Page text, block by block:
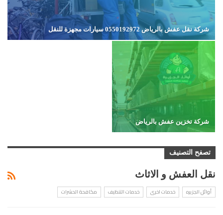
شركة نقل عفش بالرياض 0550192972 سيارات مجهزة للنقل
شركة تخزين عفش بالرياض
تصفح التصنيف
نقل العفش و الاثاث
أوائل الجزيره خدمات اخرى خدمات التنظيف مكافحة الحشرات